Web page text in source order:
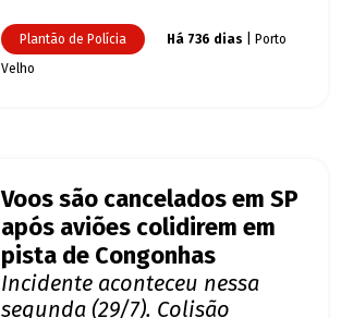
Plantão de Polícia Há 736 dias | Porto
Velho
Voos são cancelados em SP
após aviões colidirem em
pista de Congonhas
Incidente aconteceu nessa
segunda (29/7). Colisão